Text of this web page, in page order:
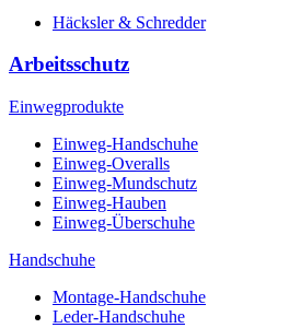
Häcksler & Schredder
Arbeitsschutz
Einwegprodukte
Einweg-Handschuhe
Einweg-Overalls
Einweg-Mundschutz
Einweg-Hauben
Einweg-Überschuhe
Handschuhe
Montage-Handschuhe
Leder-Handschuhe